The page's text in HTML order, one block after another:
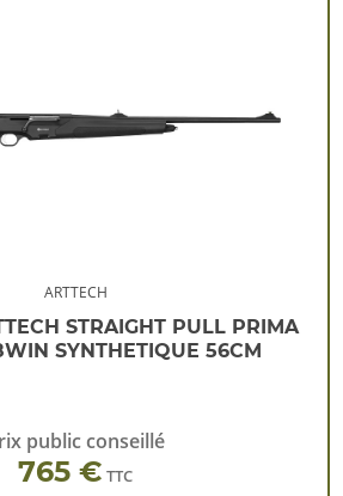
ARTTECH
STRAIGHT PULL PRIMA
SYNTHETIQUE 56CM
public conseillé
765 € TTC